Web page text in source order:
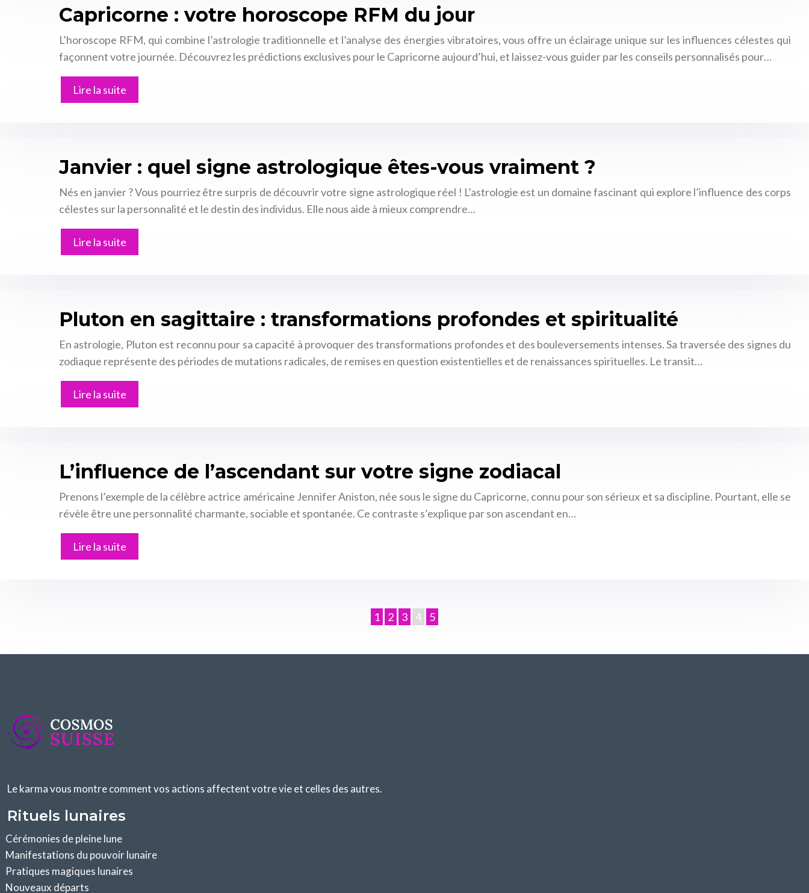
Capricorne : votre horoscope RFM du jour
L’horoscope RFM, qui combine l’astrologie traditionnelle et l’analyse des énergies vibratoires, vous offre un éclairage unique sur les influences célestes qui
façonnent votre journée. Découvrez les prédictions exclusives pour le Capricorne aujourd’hui, et laissez-vous guider par les conseils personnalisés pour…
Lire la suite
Janvier : quel signe astrologique êtes-vous vraiment ?
Nés en janvier ? Vous pourriez être surpris de découvrir votre signe astrologique réel ! L’astrologie est un domaine fascinant qui explore l’influence des corps
célestes sur la personnalité et le destin des individus. Elle nous aide à mieux comprendre…
Lire la suite
Pluton en sagittaire : transformations profondes et spiritualité
En astrologie, Pluton est reconnu pour sa capacité à provoquer des transformations profondes et des bouleversements intenses. Sa traversée des signes du
zodiaque représente des périodes de mutations radicales, de remises en question existentielles et de renaissances spirituelles. Le transit…
Lire la suite
L’influence de l’ascendant sur votre signe zodiacal
Prenons l’exemple de la célèbre actrice américaine Jennifer Aniston, née sous le signe du Capricorne, connu pour son sérieux et sa discipline. Pourtant, elle se
révèle être une personnalité charmante, sociable et spontanée. Ce contraste s’explique par son ascendant en…
Lire la suite
1 2 3 4 5
Le karma vous montre comment vos actions affectent votre vie et celles des autres.
Rituels lunaires
Cérémonies de pleine lune
Manifestations du pouvoir lunaire
Pratiques magiques lunaires
Nouveaux départs